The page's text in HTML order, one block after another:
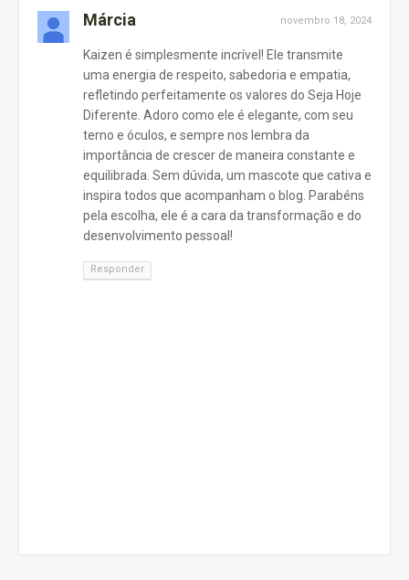
Márcia novembro 18, 2024
Kaizen é simplesmente incrível! Ele transmite
uma energia de respeito, sabedoria e empatia,
refletindo perfeitamente os valores do Seja Hoje
Diferente. Adoro como ele é elegante, com seu
terno e óculos, e sempre nos lembra da
importância de crescer de maneira constante e
equilibrada. Sem dúvida, um mascote que cativa e
inspira todos que acompanham o blog. Parabéns
pela escolha, ele é a cara da transformação e do
desenvolvimento pessoal!
Responder